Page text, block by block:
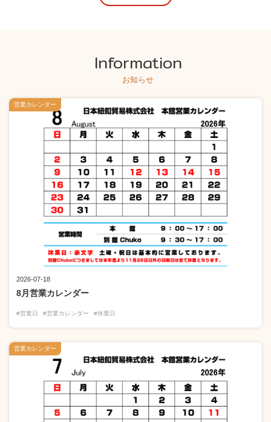
Information
お知らせ
2026-07-18
8月営業カレンダー
#営業日 #営業カレンダー #休業日
営業カレンダー
営業カレンダー